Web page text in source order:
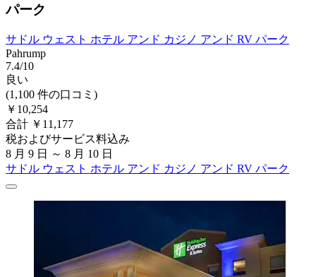
パーク
サドル ウェスト ホテル アンド カジノ アンド RV パーク
Pahrump
7.4/10
良い
(1,100 件の口コミ)
￥10,254
合計 ￥11,177
税およびサービス料込み
8 月 9 日 ～ 8 月 10 日
サドル ウェスト ホテル アンド カジノ アンド RV パーク